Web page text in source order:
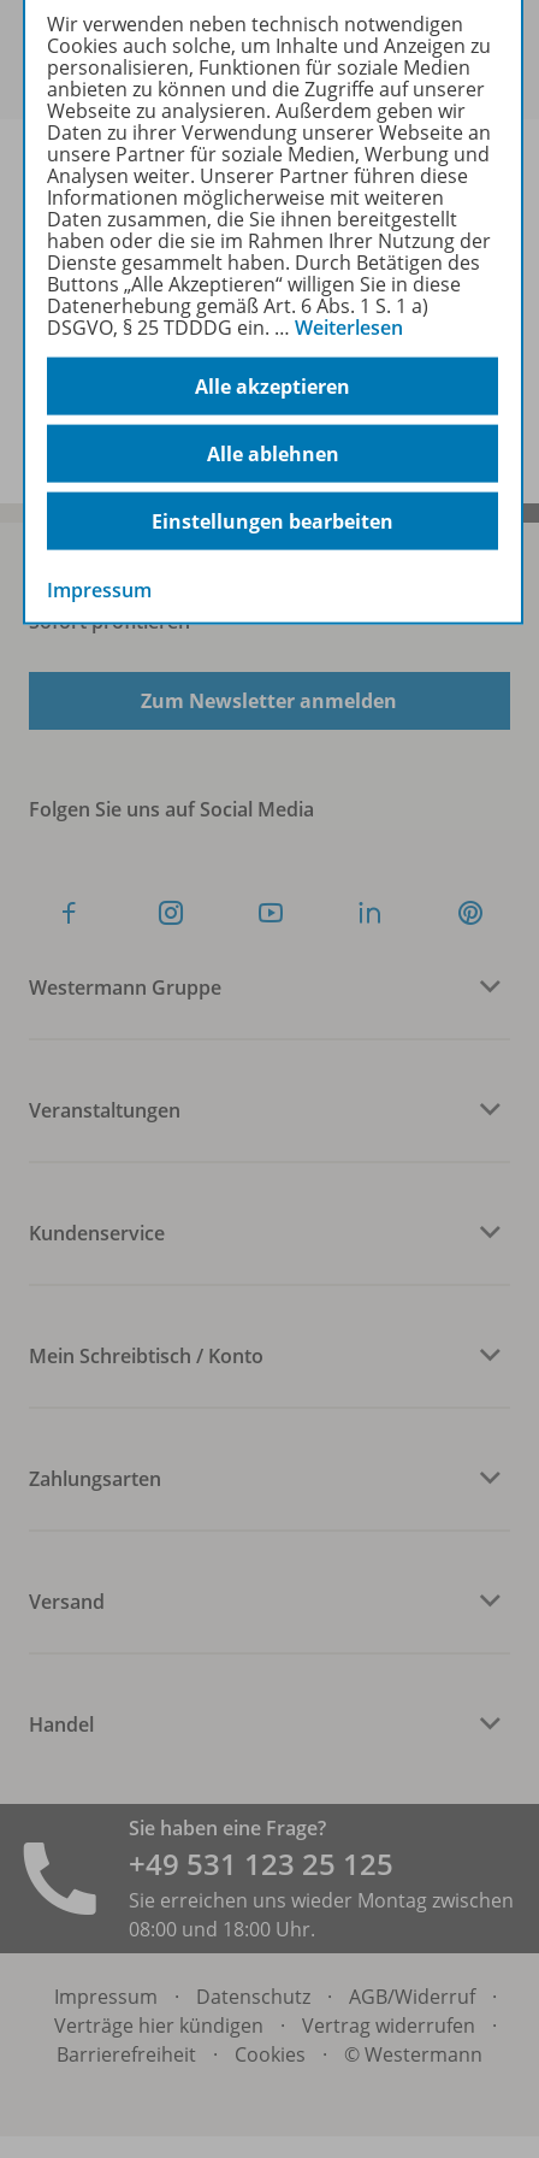
Sie haben ein passendesSpar-Paket?
Um den für Sie gültigen Preis zu sehen,melden Sie
sich bitte an.
Informationen
Weitere Inhalte der Ausgabe
Spar-Pakete
Sofort profitieren
Zum Newsletter anmelden
Folgen Sie uns auf Social Media
Westermann Gruppe
Veranstaltungen
Kundenservice
Mein Schreibtisch / Konto
Zahlungsarten
Versand
Handel
Sie haben eine Frage?
+49 531 ­123 25 125
Sie erreichen uns wieder Montag zwischen
08:00 und 18:00 Uhr.
Impressum · Datenschutz · AGB/Widerruf
·
Verträge hier kündigen
· Vertrag widerrufen
·
Barrierefreiheit
· Cookies · © Westermann
Wir verwenden neben technisch notwendigen
Cookies auch solche, um Inhalte und Anzeigen zu
personalisieren, Funktionen für soziale Medien
anbieten zu können und die Zugriffe auf unserer
Webseite zu analysieren. Außerdem geben wir
Daten zu ihrer Verwendung unserer Webseite an
unsere Partner für soziale Medien, Werbung und
Analysen weiter. Unserer Partner führen diese
Informationen möglicherweise mit weiteren
Daten zusammen, die Sie ihnen bereitgestellt
haben oder die sie im Rahmen Ihrer Nutzung der
Dienste gesammelt haben. Durch Betätigen des
Buttons „Alle Akzeptieren“ willigen Sie in diese
Datenerhebung gemäß Art. 6 Abs. 1 S. 1 a)
DSGVO, § 25 TDDDG ein. … Weiterlesen
Alle akzeptieren
Alle ablehnen
Einstellungen bearbeiten
Impressum